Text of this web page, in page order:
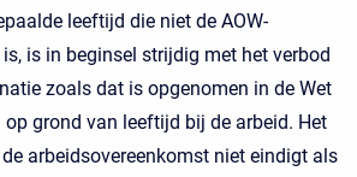
leeftijd die niet de AOW-
is in beginsel strijdig met het verbod
zoals dat is opgenomen in de Wet
grond van leeftijd bij de arbeid. Het
arbeidsovereenkomst niet eindigt als